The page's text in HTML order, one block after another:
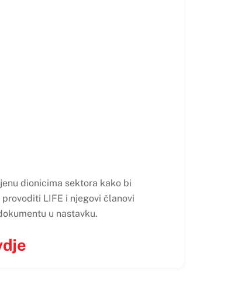
dionicima sektora kako bi
LIFE i njegovi članovi
u nastavku.